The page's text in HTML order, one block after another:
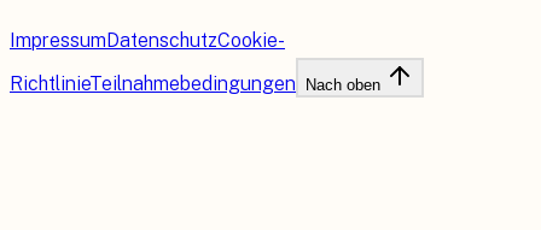
ImpressumDatenschutzCookie-
RichtlinieTeilnahmebedingungen Nach oben